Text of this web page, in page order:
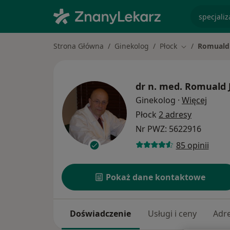
Strona Główna Ginekolog Płock Zmień miasto
dr n. med. Romuald
Ginekolog · Więcej
Płock 2 adresy
Nr PWZ: 5622916
85 opinii
Pokaż dane kontaktowe
Doświadczenie Usługi i ceny